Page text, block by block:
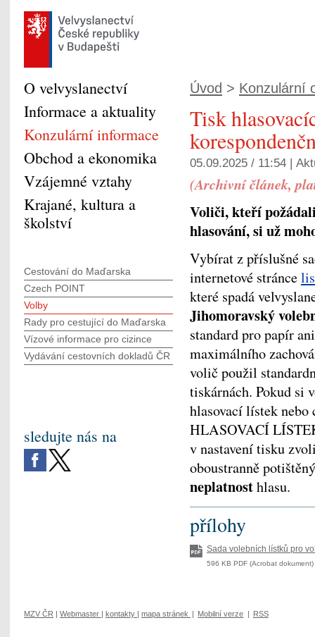
Úvod > Konzulární
Tisk
05.09.2025 / 11:54 |
(Archivní článek,
Voliči, kteří
hlasování, si už
Vybírat z příslušné
internetové stránce
které spadá
Jihomoravský
standard pro papír
maximálního
volič použil
tiskárnách. Pokud si
hlasovací lístek nebo
HLASOVACÍ
v nastavení tisku
oboustranně
neplatnosthlasu.
přílohy
Sada volebních lístků pro
596 KB PDF (Acrobat
O velvyslanectví
Informace a aktuality
Konzulární informace
Obchod a ekonomika
Vzájemné vztahy
Krajané, kultura a
školství
Cestování do Maďarska
Czech POINT
Volby
Rady pro cestující do Maďarska
Vízové informace pro cizince
Vydávání cestovních dokladů ČR
sledujte nás na
MZV ČR Webmaster kontakty mapa stránek Mobilní verze RSS